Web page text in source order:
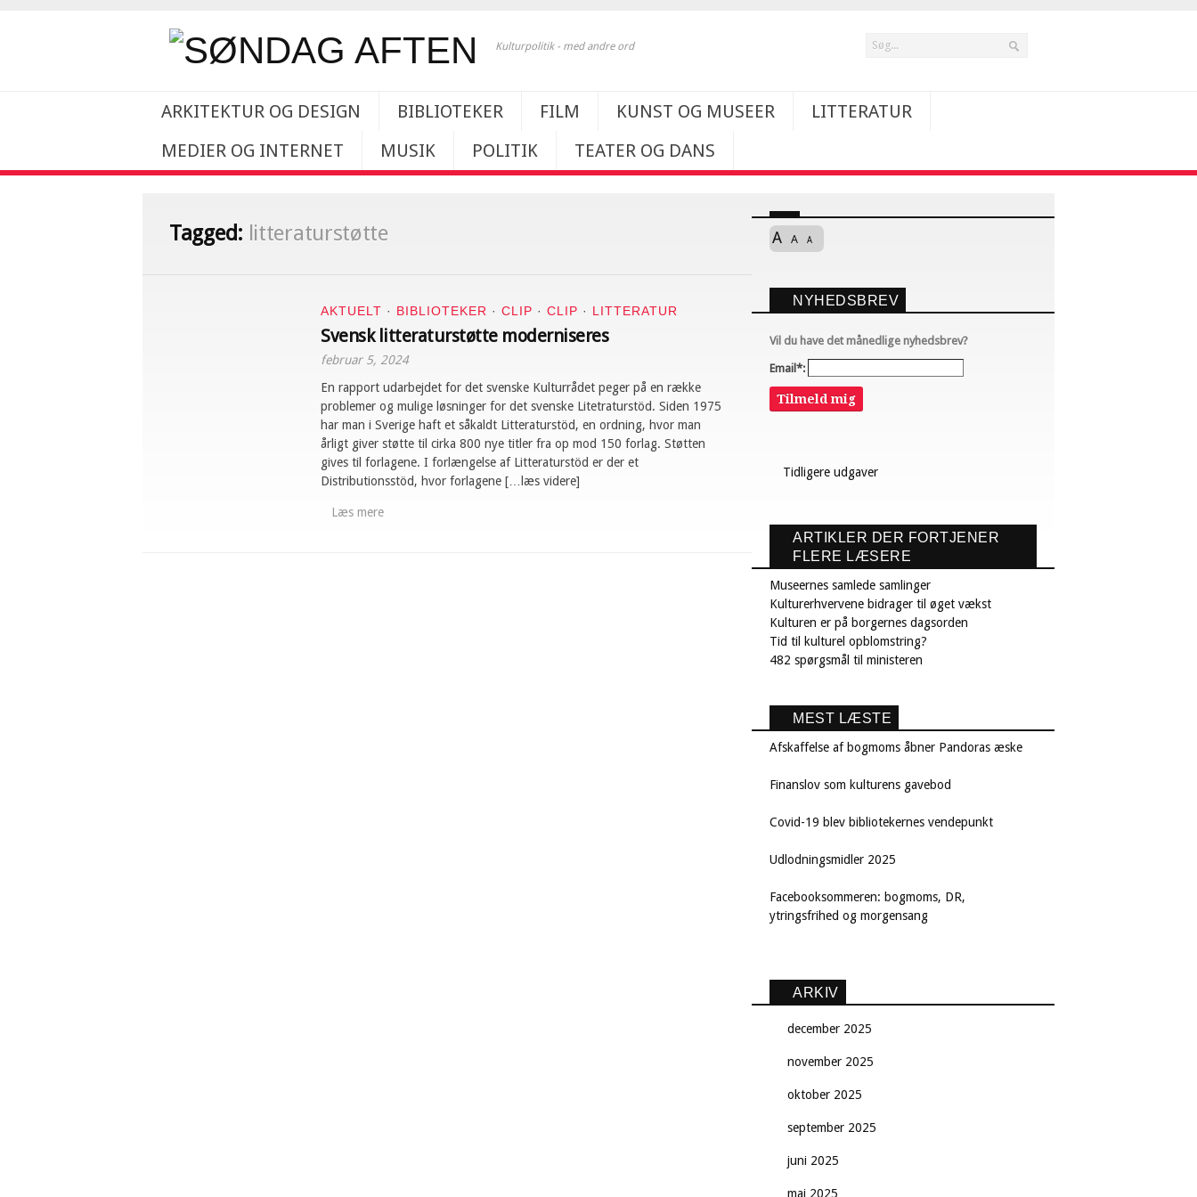
Kulturpolitik - med andre ord
ARKITEKTUR OG DESIGN BIBLIOTEKER FILM KUNST OG MUSEER
LITTERATUR
MEDIER OG INTERNET
MUSIK POLITIK TEATER OG DANS
Tagged: litteraturstøtte
AKTUELT · BIBLIOTEKER · CLIP · CLIP · LITTERATUR
Svensk litteraturstøtte moderniseres
februar 5, 2024
En rapport udarbejdet for det svenske Kulturrådet peger på en række
problemer og mulige løsninger for det svenske Litetraturstöd. Siden 1975
har man i Sverige haft et såkaldt Litteraturstöd, en ordning, hvor man
årligt giver støtte til cirka 800 nye titler fra op mod 150 forlag. Støtten
gives til forlagene. I forlængelse af Litteraturstöd er der et
Distributionsstöd, hvor forlagene […læs videre]
Læs mere
A A A
NYHEDSBREV
Vil du have det månedlige nyhedsbrev?
Email*:
Tilmeld mig
Tidligere udgaver
ARTIKLER DER FORTJENER
FLERE LÆSERE
Museernes samlede samlinger
Kulturerhvervene bidrager til øget vækst
Kulturen er på borgernes dagsorden
Tid til kulturel opblomstring?
482 spørgsmål til ministeren
MEST LÆSTE
Afskaffelse af bogmoms åbner Pandoras æske
Finanslov som kulturens gavebod
Covid-19 blev bibliotekernes vendepunkt
Udlodningsmidler 2025
Facebooksommeren: bogmoms, DR,
ytringsfrihed og morgensang
ARKIV
december 2025
november 2025
oktober 2025
september 2025
juni 2025
maj 2025